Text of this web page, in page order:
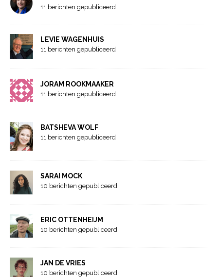
11 berichten gepubliceerd
LEVIE WAGENHUIS
11 berichten gepubliceerd
JORAM ROOKMAAKER
11 berichten gepubliceerd
BATSHEVA WOLF
11 berichten gepubliceerd
SARAI MOCK
10 berichten gepubliceerd
ERIC OTTENHEIJM
10 berichten gepubliceerd
JAN DE VRIES
10 berichten gepubliceerd